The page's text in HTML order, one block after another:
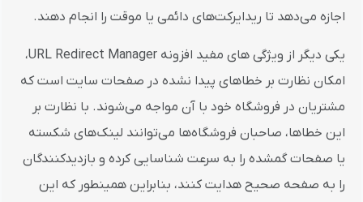
اجازه می‌دهد تا ریدایرکت‌های دائمی یا موقت را انجام دهند.
یکی دیگر از ویژگی های مفید افزونه URL Redirect Manager،
امکان نظارت بر خطاهای پیدا نشده در صفحات سایت است که
مشتریان در فروشگاه خود با آن مواجه می‌شوند. با نظارت بر
این خطاها، صاحبان فروشگاه‌ها می‌توانند لینک‌های شکسته
یا صفحات گمشده را به سرعت شناسایی کرده و بازدیدکنندگان
را به صفحه صحیح هدایت کنند، بنابر‌این همینطور که این